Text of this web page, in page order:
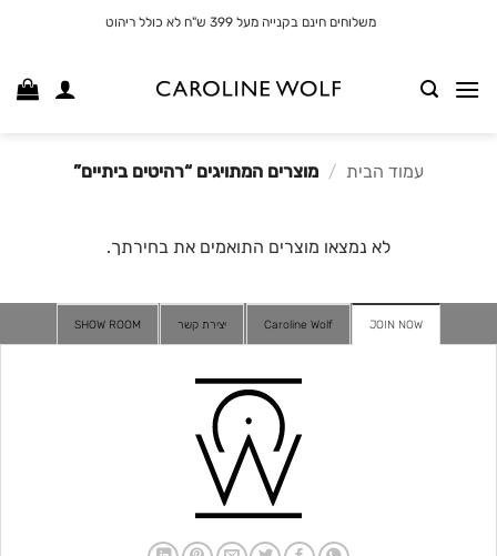
משלוחים חינם בקנייה מעל 399 ש"ח לא כולל ריהוט
עמוד הבית / מוצרים המתויגים “רהיטים ביתיים”
לא נמצאו מוצרים התואמים את בחירתך.
JOIN NOW
Caroline Wolf יצירת קשר SHOW ROOM